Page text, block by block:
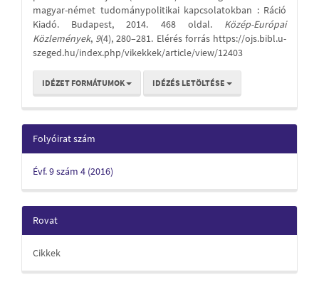
magyar-német tudománypolitikai kapcsolatokban : Ráció
Kiadó. Budapest, 2014. 468 oldal. Közép-Európai
Közlemények, 9(4), 280–281. Elérés forrás https://ojs.bibl.u-
szeged.hu/index.php/vikekkek/article/view/12403
IDÉZET FORMÁTUMOK IDÉZÉS LETÖLTÉSE
Folyóirat szám
Évf. 9 szám 4 (2016)
Rovat
Cikkek